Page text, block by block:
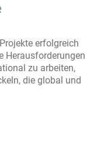
erfolgreich
Herausforderungen
zu arbeiten,
die global und